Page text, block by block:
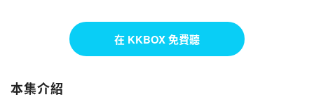
在 KKBOX 免費聽
本集介紹